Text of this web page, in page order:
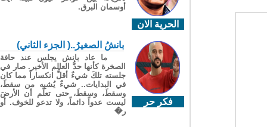
الحرية الان
أوسمان البرق.
فكر حر
بانشُ الصغيرُ..( الجزء الثاني)
ما عاد بانش يجلس عند حافة
الصخرة كأنها حدُّ العالم الأخير. صار في
جلسته تلكَ شيءٌ أقلُّ انكساراً مما كان
في البدايات.. شيءٌ يُشبِه من سقطَ،
وسقطَ، وسقطَ، حتى تعلّم أن الأرضَ
ليست عدواً دائماً، ولا تدعو للخوف. أو
ر�